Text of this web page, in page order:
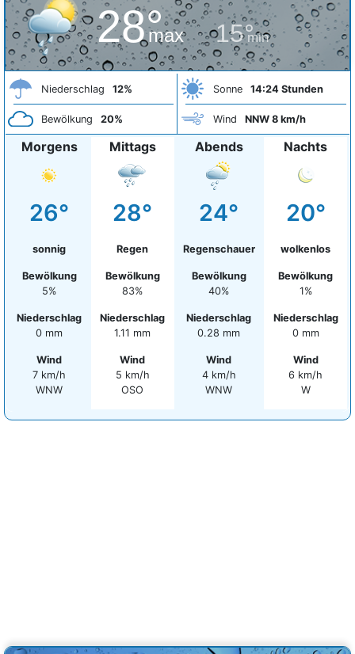
28°
max 15°
min
Niederschlag 12%
Bewölkung 20%
Sonne 14:24 Stunden
Wind NNW 8 km/h
Morgens
26°
sonnig
Bewölkung
5%
Niederschlag
0 mm
Wind
7 km/h
WNW
Mittags
28°
Regen
Bewölkung
83%
Niederschlag
1.11 mm
Wind
5 km/h
OSO
Abends
24°
Regenschauer
Bewölkung
40%
Niederschlag
0.28 mm
Wind
4 km/h
WNW
Nachts
20°
wolkenlos
Bewölkung
1%
Niederschlag
0 mm
Wind
6 km/h
W